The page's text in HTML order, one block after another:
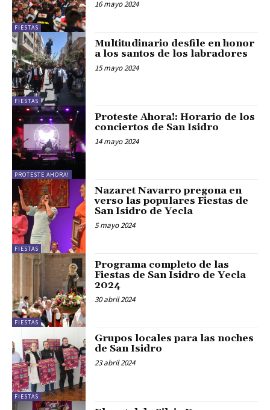
FIESTAS
16 mayo 2024
FIESTAS
Multitudinario desfile en honor
a los santos de los labradores
15 mayo 2024
PROTESTE AHORA!
Proteste Ahora!: Horario de los
conciertos de San Isidro
14 mayo 2024
FIESTAS
Nazaret Navarro pregona en
verso las populares Fiestas de
San Isidro de Yecla
5 mayo 2024
FIESTAS
Programa completo de las
Fiestas de San Isidro de Yecla
2024
30 abril 2024
FIESTAS
Grupos locales para las noches
de San Isidro
23 abril 2024